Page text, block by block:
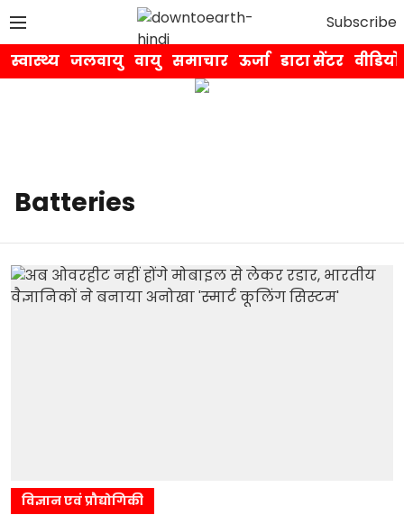
Subscribe
स्वास्थ्य जलवायु वायु समाचार ऊर्जा डाटा सेंटर वीडियो
Batteries
विज्ञान एवं प्रौद्योगिकी